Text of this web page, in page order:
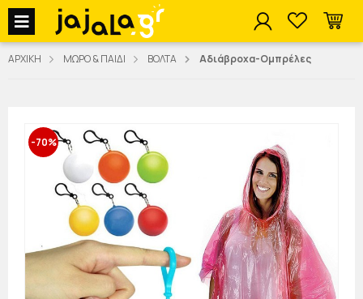
jajala Menu
ΑΡΧΙΚΗ ΜΩΡΟ & ΠΑΙΔΙ ΒΟΛΤΑ Αδιάβροχα-Ομπρέλες
-70%